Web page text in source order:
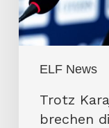
ELF News
weg
Trotz
brechen